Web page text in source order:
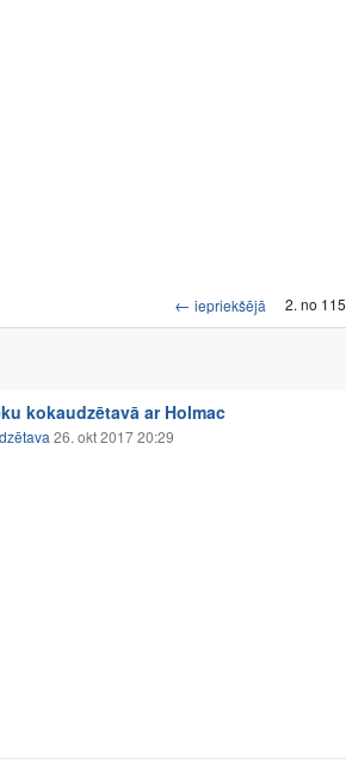
← iepriekšējā 2. no 115
kokaudzētavā ar Holmac
26. okt 2017 20:29